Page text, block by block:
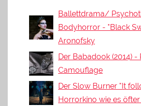
Ballettdrama/
Bodyhorror - "Black
Aronofsky
Der Babadook (2014)
Camouflage
Der Slow Burner "It
Horrorkino wie es